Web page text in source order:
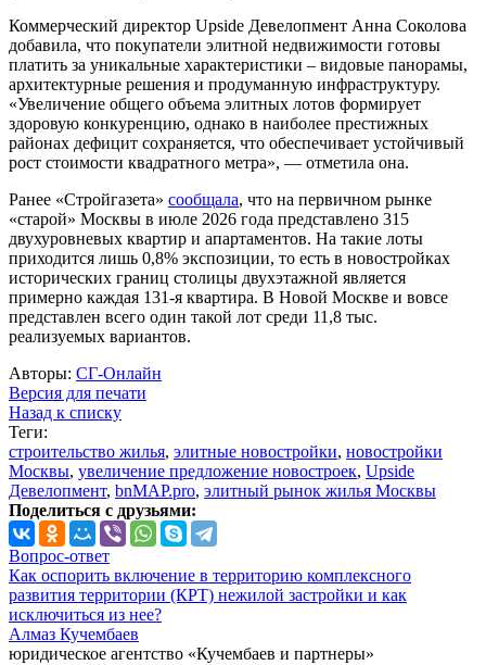
Коммерческий директор Upside Девелопмент Анна Соколова
добавила, что покупатели элитной недвижимости готовы
платить за уникальные характеристики – видовые панорамы,
архитектурные решения и продуманную инфраструктуру.
«Увеличение общего объема элитных лотов формирует
здоровую конкуренцию, однако в наиболее престижных
районах дефицит сохраняется, что обеспечивает устойчивый
рост стоимости квадратного метра», — отметила она.
Ранее «Стройгазета» сообщала, что на первичном рынке
«старой» Москвы в июле 2026 года представлено 315
двухуровневых квартир и апартаментов. На такие лоты
приходится лишь 0,8% экспозиции, то есть в новостройках
исторических границ столицы двухэтажной является
примерно каждая 131-я квартира. В Новой Москве и вовсе
представлен всего один такой лот среди 11,8 тыс.
реализуемых вариантов.
Авторы: СГ-Онлайн
Версия для печати
Назад к списку
Теги:
строительство жилья, элитные новостройки, новостройки
Москвы, увеличение предложение новостроек, Upside
Девелопмент, bnMAP.pro, элитный рынок жилья Москвы
Поделиться с друзьями:
Вопрос-ответ
Как оспорить включение в территорию комплексного
развития территории (КРТ) нежилой застройки и как
исключиться из нее?
Алмаз Кучембаев
юридическое агентство «Кучембаев и партнеры»